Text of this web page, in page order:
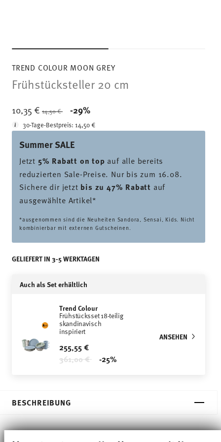
TREND COLOUR MOON GREY
Frühstücksteller 20 cm
10,35 € Price reduced from
14,50 € -29%
30-Tage-Bestpreis:14,50 €
Summer SALE
Jetzt 5% Rabatt on top auf alle bereits
reduzierten Sale-Preise. Nur bis zum 16.08.
Sichere dir jetzt bis zu 47% Rabatt auf
ausgewählte Artikel*
*ausgenommen sind die Neuheiten Sandora, Sensai, Kids. Nicht
kombinierbar mit externen Gutscheinen.
GELIEFERT IN 3-5 WERKTAGEN
Auch als Set erhältlich
Trend Colour
Frühstücksset 18-teilig
skandinavisch
inspiriert
255,55 €
Price reduced from
361,00 €to -25%
ANSEHEN
BESCHREIBUNG